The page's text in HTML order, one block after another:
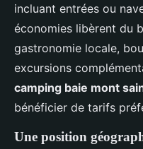
incluant entrées ou
économies libèrent du
gastronomie locale,
excursions
camping baie mont
bénéficier de tarifs
Une position